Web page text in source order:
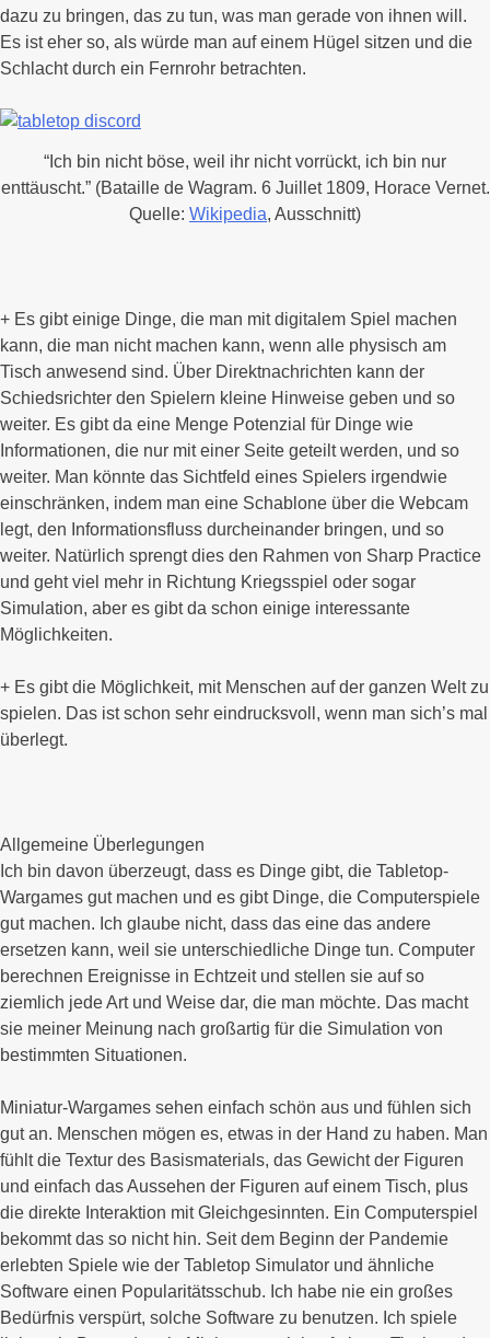
dazu zu bringen, das zu tun, was man gerade von ihnen will.
Es ist eher so, als würde man auf einem Hügel sitzen und die
Schlacht durch ein Fernrohr betrachten.
“Ich bin nicht böse, weil ihr nicht vorrückt, ich bin nur
enttäuscht.” (Bataille de Wagram. 6 Juillet 1809, Horace Vernet.
Quelle: Wikipedia, Ausschnitt)
+ Es gibt einige Dinge, die man mit digitalem Spiel machen
kann, die man nicht machen kann, wenn alle physisch am
Tisch anwesend sind. Über Direktnachrichten kann der
Schiedsrichter den Spielern kleine Hinweise geben und so
weiter. Es gibt da eine Menge Potenzial für Dinge wie
Informationen, die nur mit einer Seite geteilt werden, und so
weiter. Man könnte das Sichtfeld eines Spielers irgendwie
einschränken, indem man eine Schablone über die Webcam
legt, den Informationsfluss durcheinander bringen, und so
weiter. Natürlich sprengt dies den Rahmen von Sharp Practice
und geht viel mehr in Richtung Kriegsspiel oder sogar
Simulation, aber es gibt da schon einige interessante
Möglichkeiten.
+ Es gibt die Möglichkeit, mit Menschen auf der ganzen Welt zu
spielen. Das ist schon sehr eindrucksvoll, wenn man sich’s mal
überlegt.
Allgemeine Überlegungen
Ich bin davon überzeugt, dass es Dinge gibt, die Tabletop-
Wargames gut machen und es gibt Dinge, die Computerspiele
gut machen. Ich glaube nicht, dass das eine das andere
ersetzen kann, weil sie unterschiedliche Dinge tun. Computer
berechnen Ereignisse in Echtzeit und stellen sie auf so
ziemlich jede Art und Weise dar, die man möchte. Das macht
sie meiner Meinung nach großartig für die Simulation von
bestimmten Situationen.
Miniatur-Wargames sehen einfach schön aus und fühlen sich
gut an. Menschen mögen es, etwas in der Hand zu haben. Man
fühlt die Textur des Basismaterials, das Gewicht der Figuren
und einfach das Aussehen der Figuren auf einem Tisch, plus
die direkte Interaktion mit Gleichgesinnten. Ein Computerspiel
bekommt das so nicht hin. Seit dem Beginn der Pandemie
erlebten Spiele wie der Tabletop Simulator und ähnliche
Software einen Popularitätsschub. Ich habe nie ein großes
Bedürfnis verspürt, solche Software zu benutzen. Ich spiele